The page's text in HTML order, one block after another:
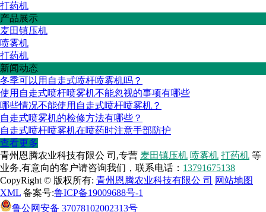
打药机
产品展示
麦田镇压机
喷雾机
打药机
新闻动态
冬季可以用自走式喷杆喷雾机吗？
使用自走式喷杆喷雾机不能忽视的事项有哪些
哪些情况不能使用自走式喷杆喷雾机？
自走式喷雾机的检修方法有哪些？
自走式喷杆喷雾机在喷药时注意手部防护
查看更多
青州恩腾农业科技有限公 司,专营 麦田镇压机 喷雾机 打药机 等
业务,有意向的客户请咨询我们，联系电话： 13791675138
CopyRight © 版权所有: 青州恩腾农业科技有限公 司 网站地图
XML 备案号:鲁ICP备19009688号-1
鲁公网安备 37078102002313号